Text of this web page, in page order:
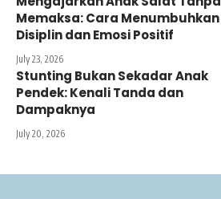
Memaksa: Cara Menumbuhkan
Disiplin dan Emosi Positif
July 23, 2026
Stunting Bukan Sekadar Anak
Pendek: Kenali Tanda dan
Dampaknya
July 20, 2026